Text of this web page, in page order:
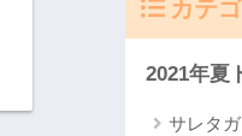
カテ
2021年夏
サレタ